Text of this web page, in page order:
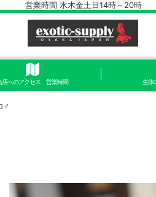
業時間 水木金土日14時～20時
店へのアクセス 営業時間 生体
♂